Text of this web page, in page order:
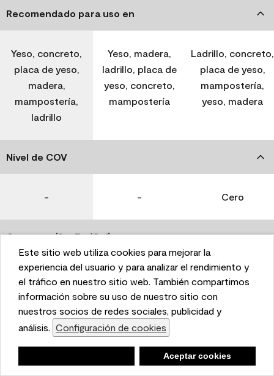
This website uses cookies to enhance user experience
and to analyze performance and traffic on our website.
We also share information about your use of our site
with our social media, advertising, and analytics
partners. Cookie Settings
Accept Cookies
Este sitio web utiliza cookies para mejorar la
experiencia del usuario y para analizar el rendimiento y
el tráfico en nuestro sitio web. También compartimos
información sobre su uso de nuestro sitio con
nuestros socios de redes sociales, publicidad y
análisis. Configuración de cookies
Aceptar cookies
Recomendado para uso en
Yeso, concreto,
placa de yeso,
madera,
mampostería,
ladrillo
Yeso, madera,
ladrillo, placa de
yeso, concreto,
mampostería
Ladrillo, concreto,
placa de yeso,
mampostería,
yeso, madera
Nivel de COV
- - Cero
Coverage (Sq. Ft./Gal)
350-400 400-450 400-450
Tiempo de secado
1 hora